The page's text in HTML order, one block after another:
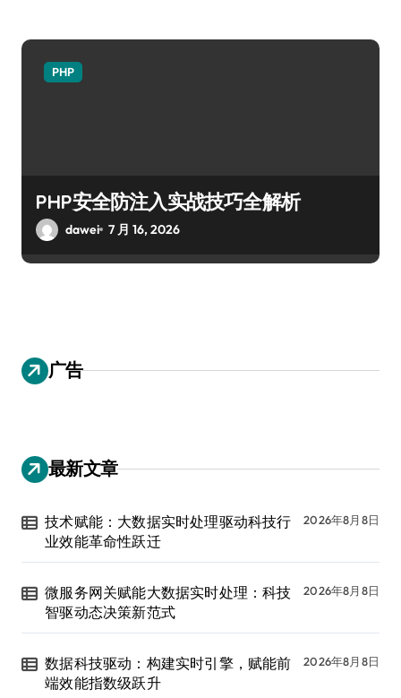
PHP
PHP安全防注入实战技巧全解析
dawei 7 月 16, 2026
广告
最新文章
技术赋能：大数据实时处理驱动科技行
业效能革命性跃迁
2026年8月8日
微服务网关赋能大数据实时处理：科技
智驱动态决策新范式
2026年8月8日
数据科技驱动：构建实时引擎，赋能前
端效能指数级跃升
2026年8月8日